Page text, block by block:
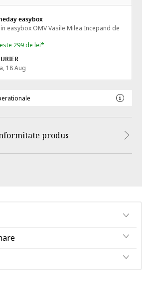
easybox
easybox OMV Vasile Milea Incepand de
299 de lei*
18 Aug
produs